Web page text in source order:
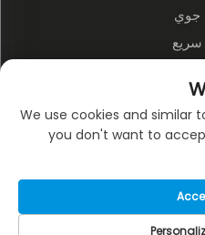
الوسائط
We use cookies and similar
you don't want to